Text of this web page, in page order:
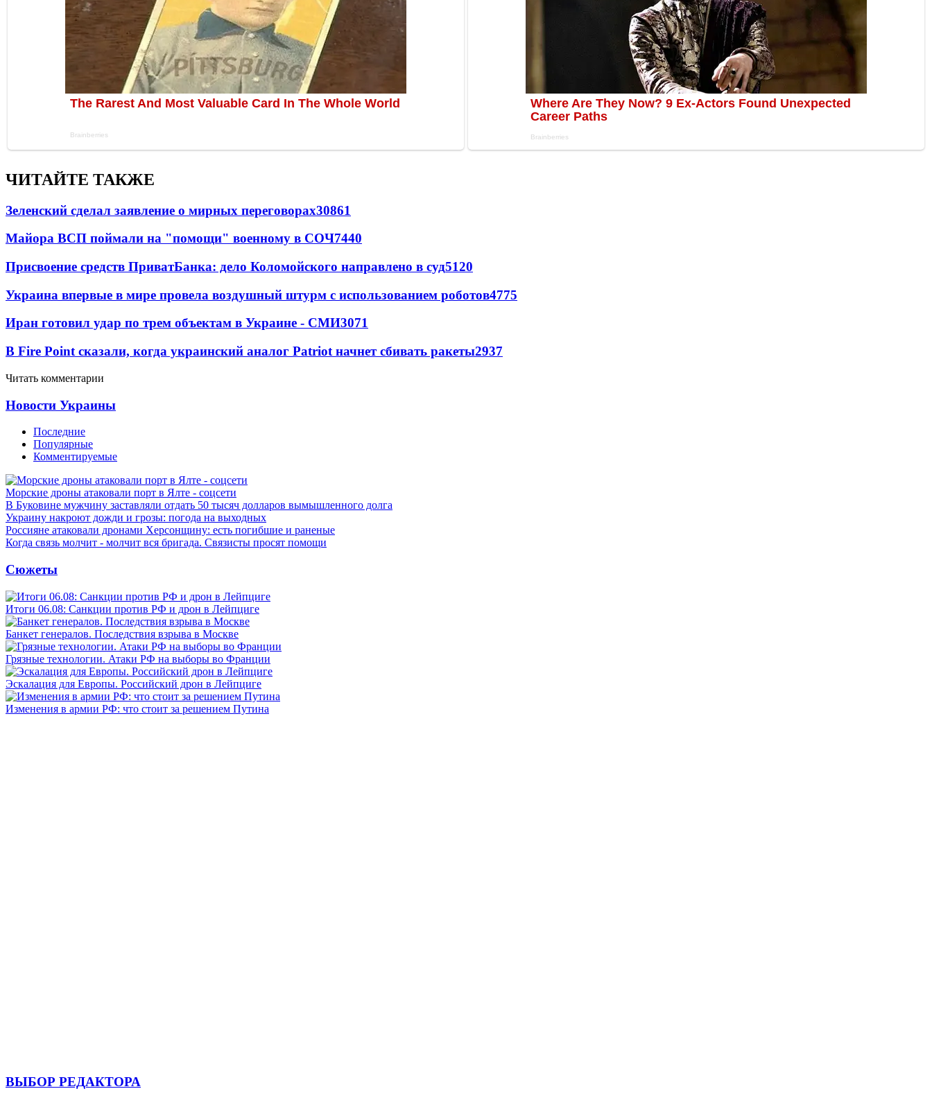
ЧИТАЙТЕ ТАКЖЕ
Зеленский сделал заявление о мирных переговорах30861
Майора ВСП поймали на "помощи" военному в СОЧ7440
Присвоение средств ПриватБанка: дело Коломойского направлено в суд5120
Украина впервые в мире провела воздушный штурм с использованием роботов4775
Иран готовил удар по трем объектам в Украине - СМИ3071
В Fire Point сказали, когда украинский аналог Patriot начнет сбивать ракеты2937
Читать комментарии
Новости Украины
Последние
Популярные
Комментируемые
Морские дроны атаковали порт в Ялте - соцсети
В Буковине мужчину заставляли отдать 50 тысяч долларов вымышленного долга
Украину накроют дожди и грозы: погода на выходных
Россияне атаковали дронами Херсонщину: есть погибшие и раненые
Когда связь молчит - молчит вся бригада. Связисты просят помощи
Сюжеты
Итоги 06.08: Санкции против РФ и дрон в Лейпциге
Банкет генералов. Последствия взрыва в Москве
Грязные технологии. Атаки РФ на выборы во Франции
Эскалация для Европы. Российский дрон в Лейпциге
Изменения в армии РФ: что стоит за решением Путина
ВЫБОР РЕДАКТОРА